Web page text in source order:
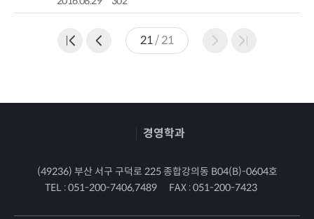
21/21
경영학과
(49236) 부산 서구 구덕로 225 종합강의동 B04(B)-0604호
TEL :051-200-7406,7489 FAX :051-200-7423